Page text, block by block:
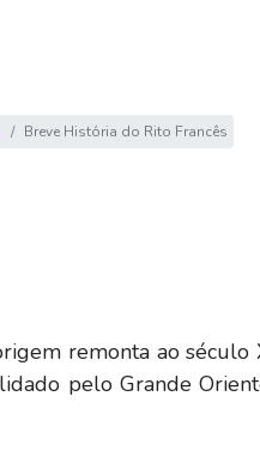
Breve História do Rito Francês
remonta ao século
pelo Grande